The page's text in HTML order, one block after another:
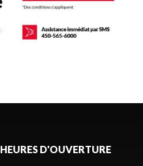
HEURES D'OUVERTURE